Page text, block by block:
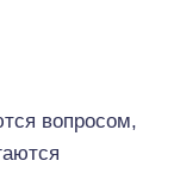
вопросом,